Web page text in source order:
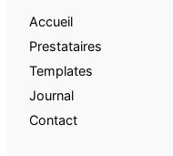
Accueil
Prestataires
Templates
Journal
Contact